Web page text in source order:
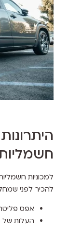
חשמליות
למכוניות
להכיר לפני
אפס פליטת
העלות של